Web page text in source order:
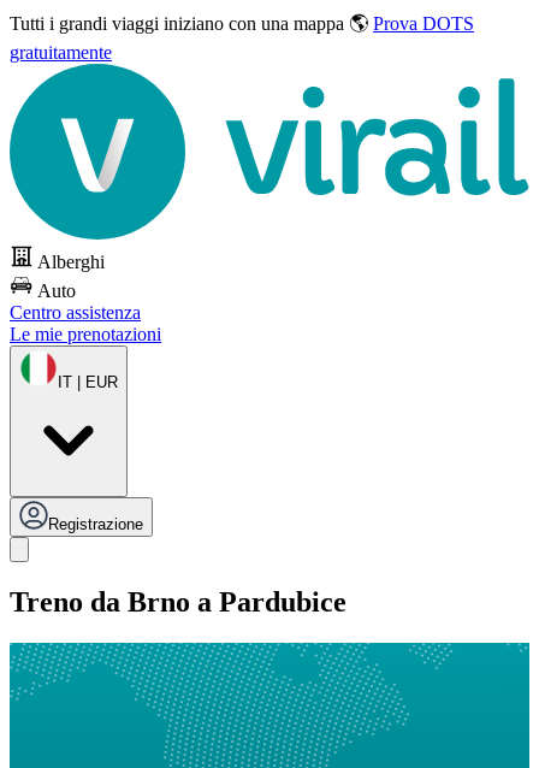
Tutti i grandi viaggi iniziano con una mappa 🌎 Prova DOTS
gratuitamente
Alberghi
Auto
Centro assistenza
Le mie prenotazioni
IT | EUR
Registrazione
Treno da Brno a Pardubice